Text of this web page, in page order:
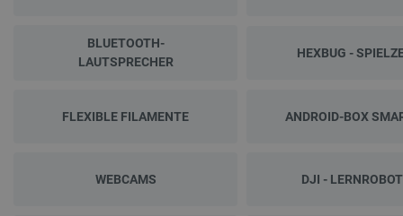
BLUETOOTH-
LAUTSPRECHER
HEXBUG -
FLEXIBLE FILAMENTE ANDROID-BOX
WEBCAMS DJI -